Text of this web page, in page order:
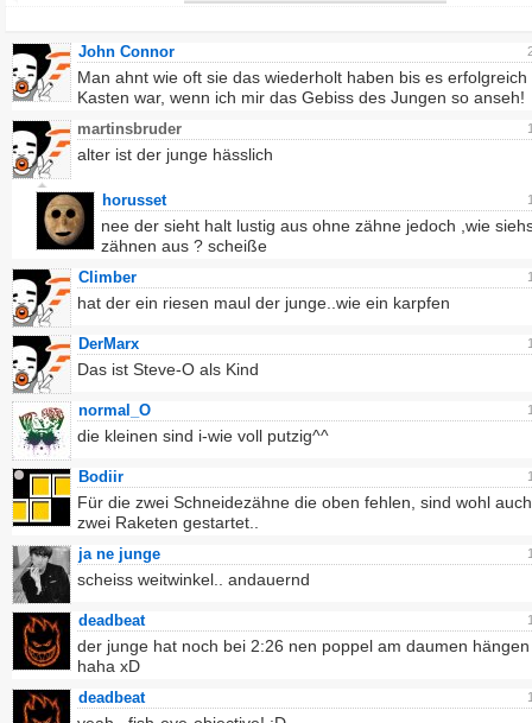
John Connor
Man ahnt wie oft sie das wiederholt haben bis es erfolgreich
Kasten war, wenn ich mir das Gebiss des Jungen so anseh!
martinsbruder
alter ist der junge hässlich
horusset
nee der sieht halt lustig aus ohne zähne jedoch ,wie
zähnen aus ? scheiße
Climber
hat der ein riesen maul der junge..wie ein karpfen
DerMarx
Das ist Steve-O als Kind
normal_O
die kleinen sind i-wie voll putzig^^
Bodiir
Für die zwei Schneidezähne die oben fehlen, sind wohl
zwei Raketen gestartet..
ja ne junge
scheiss weitwinkel.. andauernd
deadbeat
der junge hat noch bei 2:26 nen poppel am daumen
haha xD
deadbeat